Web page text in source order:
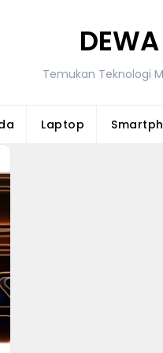
Temukan Teknologi
Laptop